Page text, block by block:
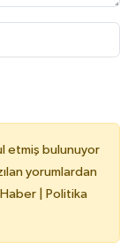
etmiş bulunuyor
yorumlardan
Haber | Politika